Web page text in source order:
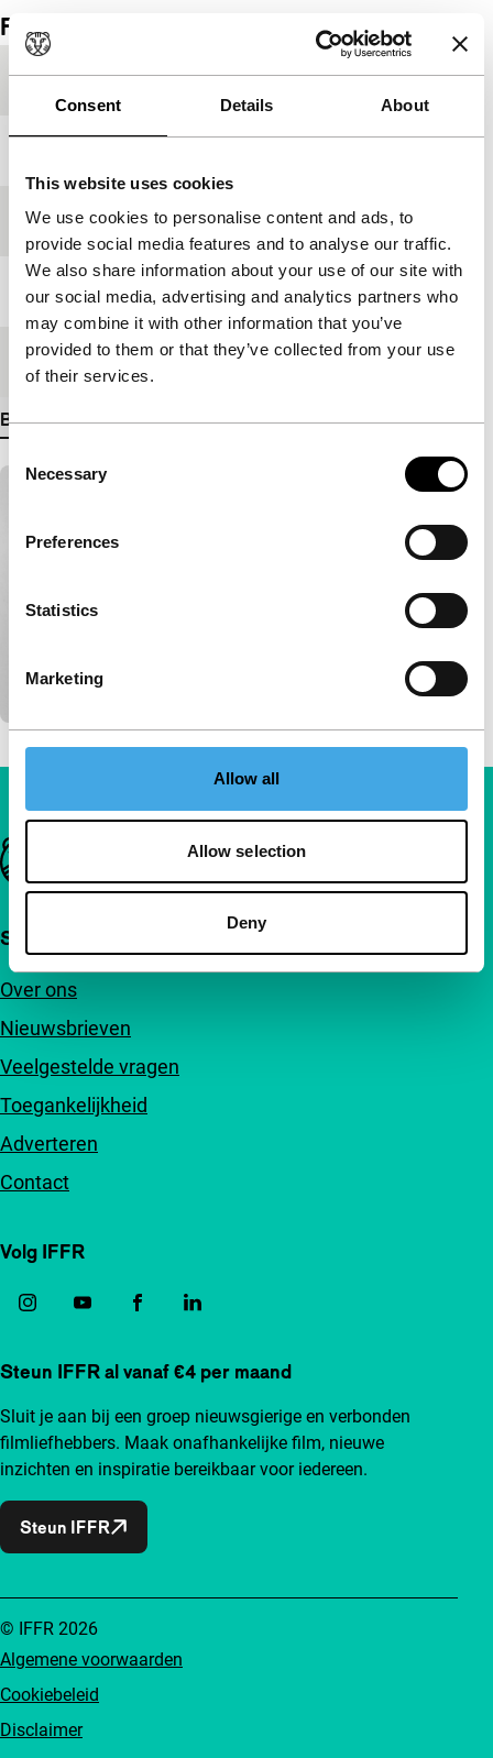
Consent Details About
This website uses cookies
We use cookies to personalise content and ads, to
provide social media features and to analyse our traffic.
We also share information about your use of our site with
our social media, advertising and analytics partners who
may combine it with other information that you’ve
provided to them or that they’ve collected from your use
of their services.
Selection
Necessary
Preferences
Statistics
Marketing
Allow all
Allow selection
Deny
Film details
Productielanden Japan,Oostenrijk
Festivaleditie IFFR 2011
Lengte 100'
Medium/Formaat35mm
Bekijk meer details
Belangrijke links
Snel naar
Over ons
Nieuwsbrieven
Veelgestelde vragen
Toegankelijkheid
Adverteren
Contact
Volg IFFR
Steun IFFR al vanaf €4 per maand
Sluit je aan bij een groep nieuwsgierige en verbonden
filmliefhebbers. Maak onafhankelijke film, nieuwe
inzichten en inspiratie bereikbaar voor iedereen.
Steun IFFR
Algemene voorwaarden
Cookiebeleid
Disclaimer
© IFFR 2026